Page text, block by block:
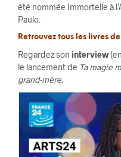
été nommée Immortelle à
Paulo.
Retrouvez tous les livres
Regardez son interview
le lancement de Ta magie
grand-mère.